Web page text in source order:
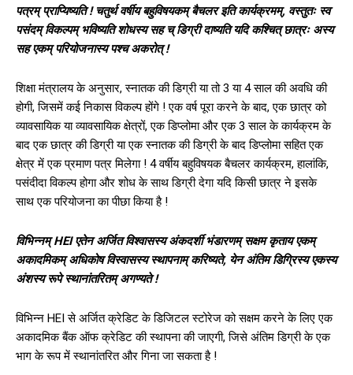
पत्रम् प्राप्यिष्यति ! चतुर्थ वर्षीय बहुविषयकम् बैचलर इति कार्यक्रमम्, वस्तुतः स्व
पसंदम् विकल्पम् भविष्यति शोधस्य सह च् डिग्री दाष्यति यदि कश्चित् छात्रः अस्य
सह एकम् परियोजनास्य पश्च अकरोत् !
शिक्षा मंत्रालय के अनुसार, स्नातक की डिग्री या तो 3 या 4 साल की अवधि की
होगी, जिसमें कई निकास विकल्प होंगे ! एक वर्ष पूरा करने के बाद, एक छात्र को
व्यावसायिक या व्यावसायिक क्षेत्रों, एक डिप्लोमा और एक 3 साल के कार्यक्रम के
बाद एक छात्र की डिग्री या एक स्नातक की डिग्री के बाद डिप्लोमा सहित एक
क्षेत्र में एक प्रमाण पत्र मिलेगा ! 4 वर्षीय बहुविषयक बैचलर कार्यक्रम, हालांकि,
पसंदीदा विकल्प होगा और शोध के साथ डिग्री देगा यदि किसी छात्र ने इसके
साथ एक परियोजना का पीछा किया है !
विभिन्नम् HEI एतेन अर्जित विश्वासस्य अंकदर्शी भंडारणम् सक्षम कृताय एकम्
अकादमिकम् अधिकोष विस्वासस्य स्थापनाम् करिष्यते, येन अंतिम डिग्रिस्य एकस्य
अंशस्य रूपे स्थानांतरितम् अगण्यते !
विभिन्न HEI से अर्जित क्रेडिट के डिजिटल स्टोरेज को सक्षम करने के लिए एक
अकादमिक बैंक ऑफ क्रेडिट की स्थापना की जाएगी, जिसे अंतिम डिग्री के एक
भाग के रूप में स्थानांतरित और गिना जा सकता है !